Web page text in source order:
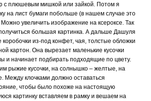
с плюшевым мишкой или зайкой. Потом я
на лист бумаги побольше (в нашем случае это
увеличить изображение на ксероксе. Так
большая картинка. А дальше Дашуля
из-под конфет, чая, толстые обложки
картон. Она вырезает маленькие кусочки
и начинает подбирать подходящие по цвету.
рыжие кусочки, на солнышко – желтые, на
Между клочками должно оставаться
чтобы было похоже на настоящую
картинку вставляем в рамку и вешаем на